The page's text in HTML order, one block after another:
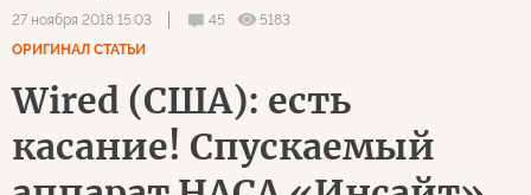
27 ноября 2018 15:03 45
5183
ОРИГИНАЛ СТАТЬИ
Wired (США): есть
касание! Спускаемый